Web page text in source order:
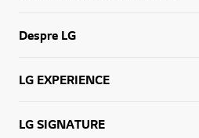
Despre LG
LG EXPERIENCE
LG SIGNATURE